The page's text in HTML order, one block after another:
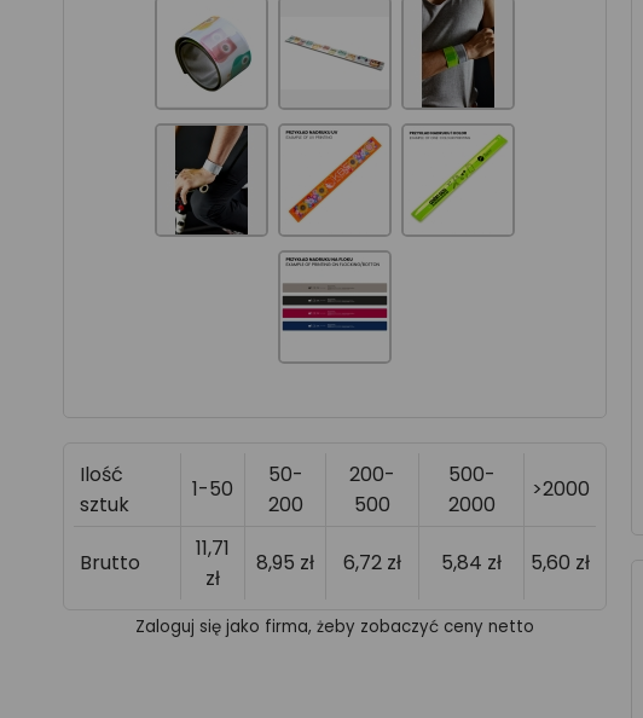
Ilość
sztuk
1-50
50-
200
200-
500
500-
2000
>2000
Brutto
11,71
zł
8,95 zł 6,72 zł 5,84 zł 5,60 zł
Zaloguj się jako firma, żeby zobaczyć ceny netto